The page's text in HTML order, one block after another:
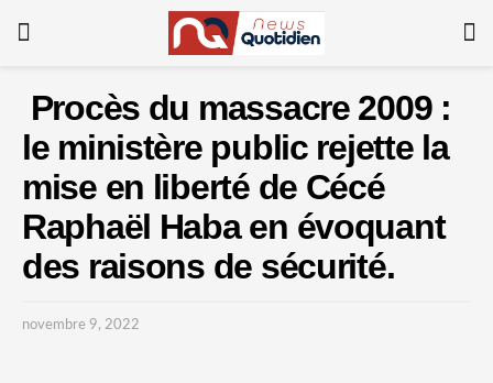
Procès du massacre 2009 :
le ministère public rejette la
mise en liberté de Cécé
Raphaël Haba en évoquant
des raisons de sécurité.
novembre 9, 2022